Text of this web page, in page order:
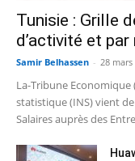
Tunisie : Grille
d’activité et
Samir Belhassen - 28 mars
La-Tribune Economique
statistique (INS) vient
Salaires auprès des